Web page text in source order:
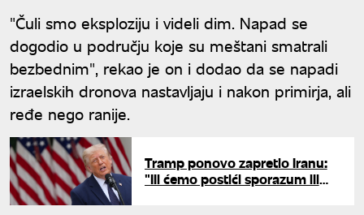
"Čuli smo eksploziju i videli dim. Napad se
dogodio u području koje su meštani smatrali
bezbednim", rekao je on i dodao da se napadi
izraelskih dronova nastavljaju i nakon primirja, ali
ređe nego ranije.
Tramp ponovo zapretio Iranu:
"Ili ćemo postići sporazum ili